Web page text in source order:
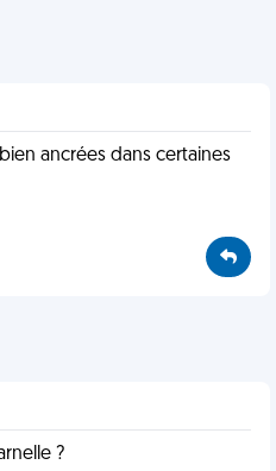
ancrées dans certaines
?